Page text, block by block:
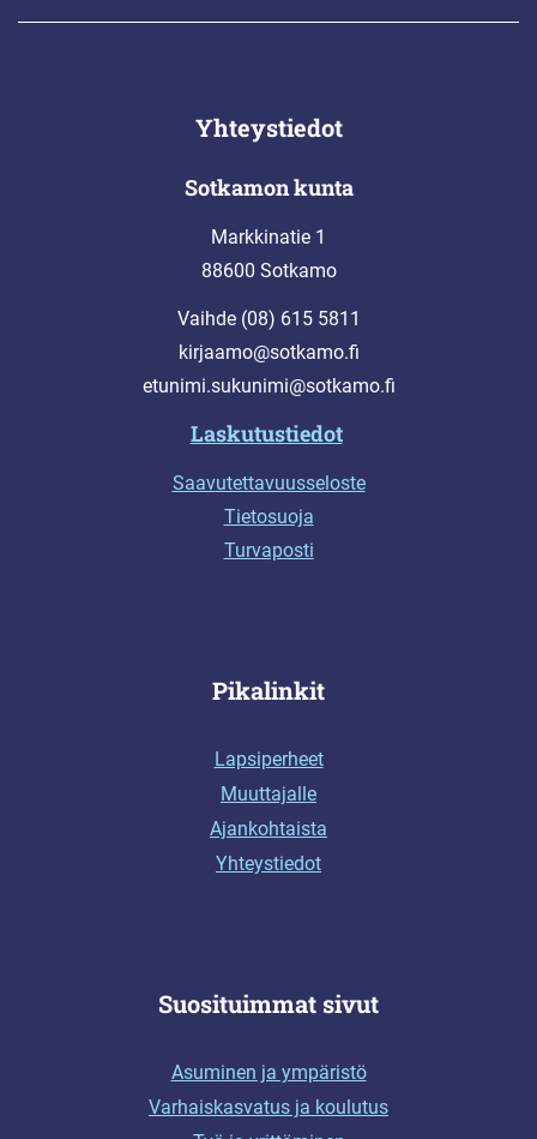
Yhteystiedot
Sotkamon kunta
Markkinatie 1
88600 Sotkamo
Vaihde (08) 615 5811
kirjaamo@sotkamo.fi
etunimi.sukunimi@sotkamo.fi
Laskutustiedot
Saavutettavuusseloste
Tietosuoja
Turvaposti
Pikalinkit
Lapsiperheet
Muuttajalle
Ajankohtaista
Yhteystiedot
Suosituimmat sivut
Asuminen ja ympäristö
Varhaiskasvatus ja koulutus